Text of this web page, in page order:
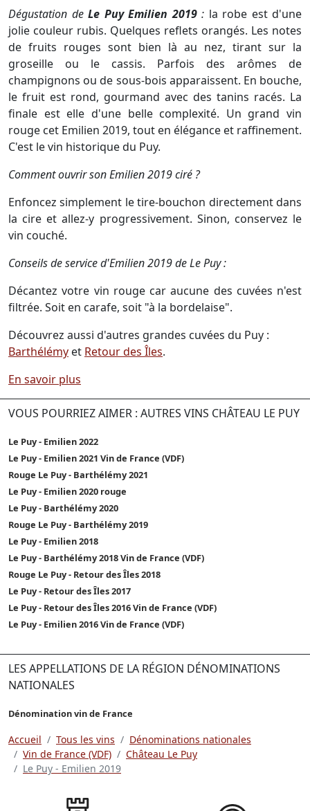
Dégustation de Le Puy Emilien 2019 : la robe est d'une
jolie couleur rubis. Quelques reflets orangés. Les notes
de fruits rouges sont bien là au nez, tirant sur la
groseille ou le cassis. Parfois des arômes de
champignons ou de sous-bois apparaissent. En bouche,
le fruit est rond, gourmand avec des tanins racés. La
finale est elle d'une belle complexité. Un grand vin
rouge cet Emilien 2019, tout en élégance et raffinement.
C'est le vin historique du Puy.
Comment ouvrir son Emilien 2019 ciré ?
Enfoncez simplement le tire-bouchon directement dans
la cire et allez-y progressivement. Sinon, conservez le
vin couché.
Conseils de service d'Emilien 2019 de Le Puy :
Décantez votre vin rouge car aucune des cuvées n'est
filtrée. Soit en carafe, soit "à la bordelaise".
Découvrez aussi d'autres grandes cuvées du Puy :
Barthélémy et Retour des Îles.
En savoir plus
VOUS POURRIEZ AIMER : AUTRES VINS CHÂTEAU LE PUY
Le Puy - Emilien 2022
Le Puy - Emilien 2021 Vin de France (VDF)
Rouge Le Puy - Barthélémy 2021
Le Puy - Emilien 2020 rouge
Le Puy - Barthélémy 2020
Rouge Le Puy - Barthélémy 2019
Le Puy - Emilien 2018
Le Puy - Barthélémy 2018 Vin de France (VDF)
Rouge Le Puy - Retour des Îles 2018
Le Puy - Retour des Îles 2017
Le Puy - Retour des Îles 2016 Vin de France (VDF)
Le Puy - Emilien 2016 Vin de France (VDF)
LES APPELLATIONS DE LA RÉGION DÉNOMINATIONS
NATIONALES
Dénomination vin de France
Accueil Tous les vins
Dénominations nationales
Vin de France (VDF)
Château Le Puy
Le Puy - Emilien 2019